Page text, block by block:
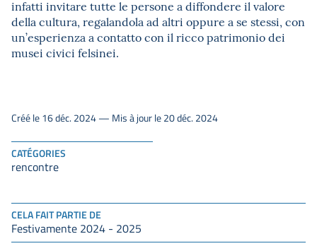
CELA FAIT PARTIE DE
Festivamente 2024 - 2025
infatti invitare tutte le persone a diffondere il valore
della cultura, regalandola ad altri oppure a se stessi, con
un’esperienza a contatto con il ricco patrimonio dei
musei civici felsinei.
CATÉGORIES
rencontre
Créé le 16 déc. 2024 — Mis à jour le 20 déc. 2024